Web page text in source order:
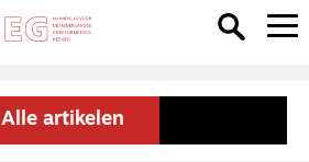
Alle artikelen